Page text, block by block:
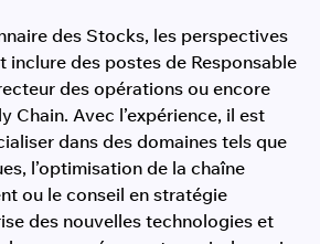
des Stocks, les perspectives
inclure des postes de Responsable
des opérations ou encore
Chain. Avec l’expérience, il est
dans des domaines tels que
l’optimisation de la chaîne
ou le conseil en stratégie
des nouvelles technologies et